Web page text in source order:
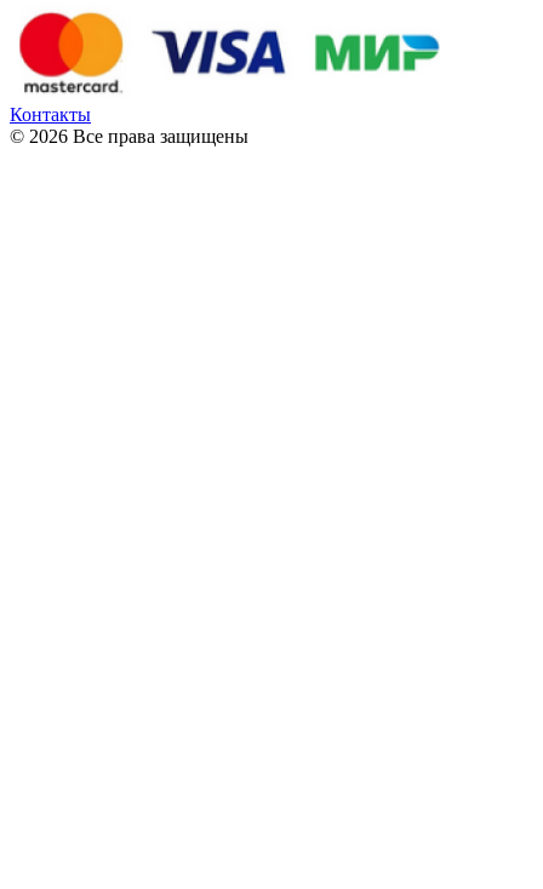
Контакты
© 2026 Все права защищены